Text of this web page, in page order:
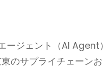
ージェント（AI Agent
のサプライチェーンお